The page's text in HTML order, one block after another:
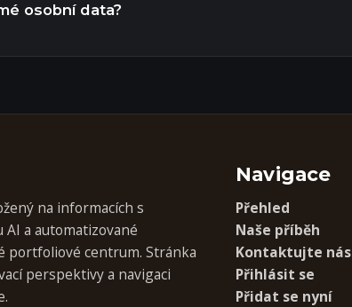
osobní data?
na informacích s
a automatizované
portfoliové centrum. Stránka
perspektivy a navigaci
Navigace
Přehled
Naše příběh
Kontaktujte nás
Přihlásit se
Přidat se nyní